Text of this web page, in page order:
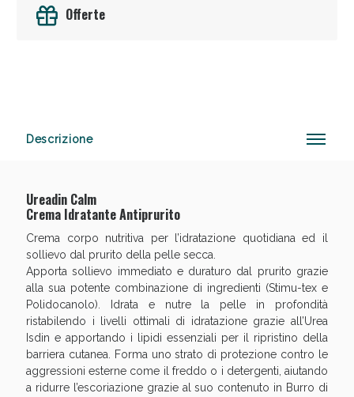
Offerte
Descrizione
Ureadin Calm
Crema Idratante Antiprurito
Crema corpo nutritiva per l’idratazione quotidiana ed il
sollievo dal prurito della pelle secca.
Apporta sollievo immediato e duraturo dal prurito grazie
alla sua potente combinazione di ingredienti (Stimu-tex e
Polidocanolo). Idrata e nutre la pelle in profondità
ristabilendo i livelli ottimali di idratazione grazie all’Urea
Isdin e apportando i lipidi essenziali per il ripristino della
barriera cutanea. Forma uno strato di protezione contro le
aggressioni esterne come il freddo o i detergenti, aiutando
a ridurre l’escoriazione grazie al suo contenuto in Burro di